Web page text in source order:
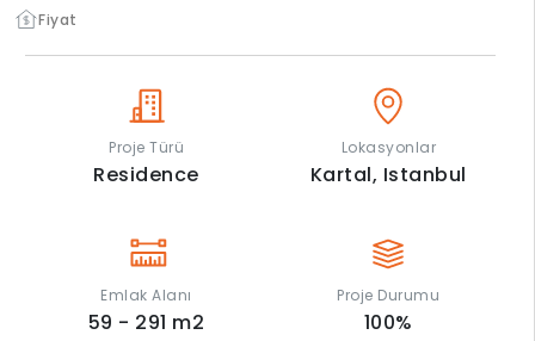
Fiyat
Proje Türü
Residence
Lokasyonlar
Kartal, Istanbul
Emlak Alanı
59 - 291 m2
Proje Durumu
100%